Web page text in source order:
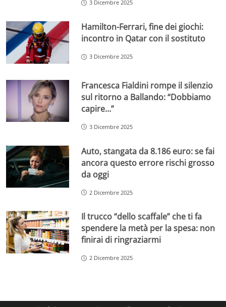
3 Dicembre 2025
Hamilton-Ferrari, fine dei giochi:
incontro in Qatar con il sostituto
3 Dicembre 2025
Francesca Fialdini rompe il silenzio
sul ritorno a Ballando: “Dobbiamo
capire…”
3 Dicembre 2025
Auto, stangata da 8.186 euro: se fai
ancora questo errore rischi grosso
da oggi
2 Dicembre 2025
Il trucco “dello scaffale” che ti fa
spendere la metà per la spesa: non
finirai di ringraziarmi
2 Dicembre 2025